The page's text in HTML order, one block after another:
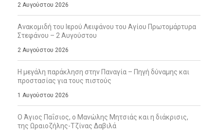
2 Αυγούστου 2026
Ανακομιδή του Ιερού Λειψάνου του Αγίου Πρωτομάρτυρα
Στεφάνου – 2 Αυγούστου
2 Αυγούστου 2026
Η μεγάλη παράκληση στην Παναγία – Πηγή δύναμης και
προστασίας για τους πιστούς
1 Αυγούστου 2026
Ο Άγιος Παΐσιος, ο Μανώλης Μητσιάς και η διάκρισις,
της Ωραιοζήλης-Τζίνας Δαβιλά